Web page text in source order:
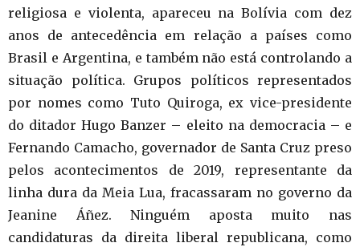
religiosa e violenta, apareceu na Bolívia com dez
anos de antecedência em relação a países como
Brasil e Argentina, e também não está controlando a
situação política. Grupos políticos representados
por nomes como Tuto Quiroga, ex vice-presidente
do ditador Hugo Banzer – eleito na democracia – e
Fernando Camacho, governador de Santa Cruz preso
pelos acontecimentos de 2019, representante da
linha dura da Meia Lua, fracassaram no governo da
Jeanine Áñez. Ninguém aposta muito nas
candidaturas da direita liberal republicana, como